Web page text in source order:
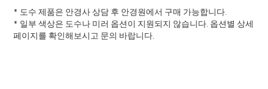
* 도수 제품은 안경사 상담 후 안경원에서 구매 가능합니다.
* 일부 색상은 도수나 미러 옵션이 지원되지 않습니다. 옵션별 상세
페이지를 확인해보시고 문의 바랍니다.